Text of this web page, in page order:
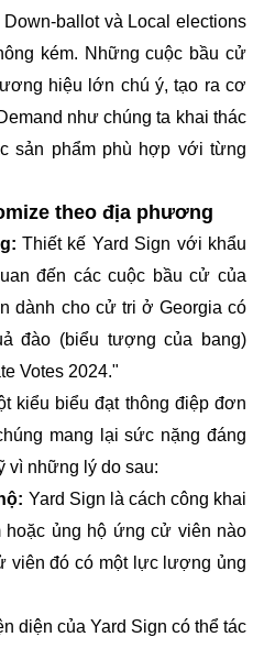
ballot và Local elections
kém. Những cuộc bầu cử
hiệu lớn chú ý, tạo ra cơ
như chúng ta khai thác
sản phẩm phù hợp với từng
theo địa phương
Thiết kế Yard Sign với khẩu
đến các cuộc bầu cử của
dành cho cử tri ở Georgia có
đào (biểu tượng của bang)
Votes 2024."
kiểu biểu đạt thông điệp đơn
mang lại sức nặng đáng
vì những lý do sau:
Yard Sign là cách công khai
ủng hộ ứng cử viên nào
viên đó có một lực lượng ủng
diện của Yard Sign có thể tác